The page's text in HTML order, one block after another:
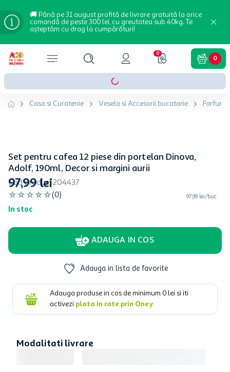
🚚 Până pe 31 august profită de livrare gratuită la orice
comandă de peste 300 lei, cu greutatea sub 40kg. Te
așteptăm cu drag la cumpărături!
0
0
Casa si Curatenie Vesela si Accesorii bucatarie Farfurii
Set pentru cafea 12 piese din portelan Dinova,
Adolf, 190ml, Decor si margini aurii
Cod produs:204437
☆ ☆ ☆ ☆ ☆(0)
In stoc
97,99 lei
97,99 lei/buc
ADAUGA IN COS
Adauga in lista de favorite
Adauga produse in cos de minimum 0 lei si iti
activezi plata in rate prin Oney
Modalitati livrare